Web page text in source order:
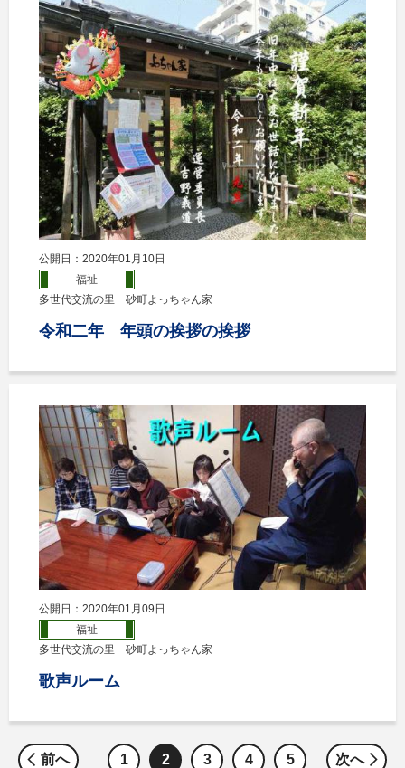
公開日：2020年01月10日
福祉
多世代交流の里 砂町よっちゃん家
令和二年 年頭の挨拶の挨拶
公開日：2020年01月09日
福祉
多世代交流の里 砂町よっちゃん家
歌声ルーム
前へ 1 2 3 4 5 次へ